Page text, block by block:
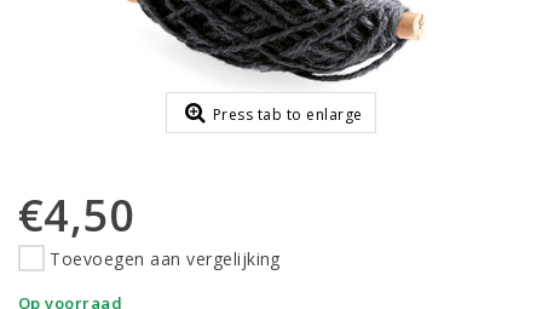
Press tab to enlarge
€4,50
Toevoegen aan vergelijking
Op voorraad